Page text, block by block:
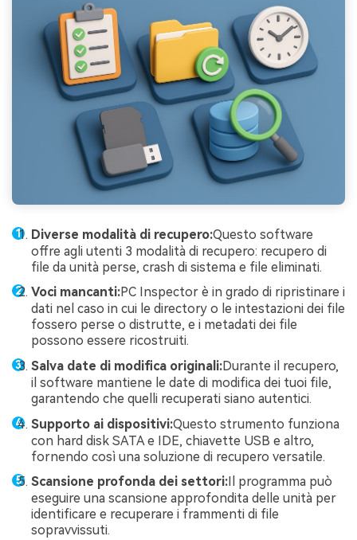
Diverse modalità di recupero:Questo software
offre agli utenti 3 modalità di recupero: recupero di
file da unità perse, crash di sistema e file eliminati.
Voci mancanti:PC Inspector è in grado di ripristinare i
dati nel caso in cui le directory o le intestazioni dei file
fossero perse o distrutte, e i metadati dei file
possono essere ricostruiti.
Salva date di modifica originali:Durante il recupero,
il software mantiene le date di modifica dei tuoi file,
garantendo che quelli recuperati siano autentici.
Supporto ai dispositivi:Questo strumento funziona
con hard disk SATA e IDE, chiavette USB e altro,
fornendo così una soluzione di recupero versatile.
Scansione profonda dei settori:Il programma può
eseguire una scansione approfondita delle unità per
identificare e recuperare i frammenti di file
sopravvissuti.